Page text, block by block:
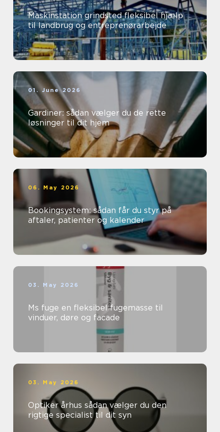
Maskinstation grindsted fleksibel hjælp
til landbrug og entreprenørarbejde
01. June 2026
Gardiner: sådan vælger du de rette
løsninger til dit hjem
06. May 2026
Bookingsystem: sådan får du styr på
aftaler, patienter og kalender
03. May 2026
Ms fuge en fleksibel fugemasse til
vinduer, døre og facade
03. May 2026
Optiker århus sådan vælger du den
rigtige specialist til dit syn